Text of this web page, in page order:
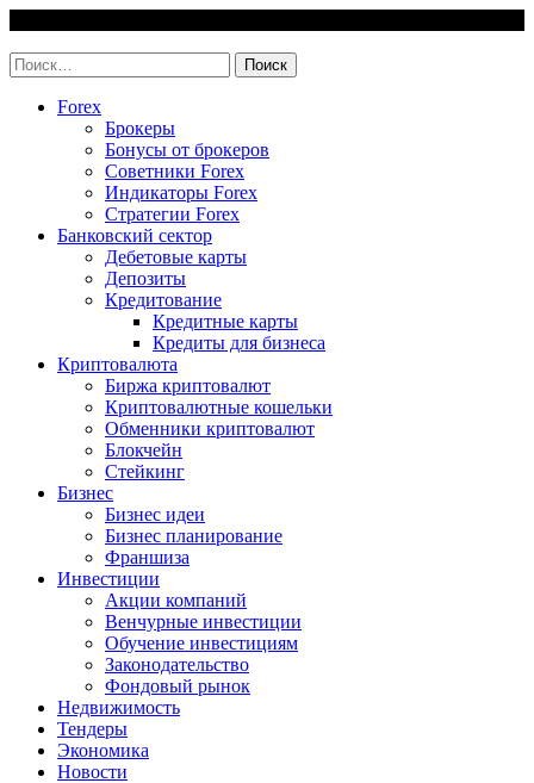
content
Найти:
Forex
Брокеры
Бонусы от брокеров
Советники Forex
Индикаторы Forex
Стратегии Forex
Банковский сектор
Дебетовые карты
Депозиты
Кредитование
Кредитные карты
Кредиты для бизнеса
Криптовалюта
Биржа криптовалют
Криптовалютные кошельки
Обменники криптовалют
Блокчейн
Стейкинг
Бизнес
Бизнес идеи
Бизнес планирование
Франшиза
Инвестиции
Акции компаний
Венчурные инвестиции
Обучение инвестициям
Законодательство
Фондовый рынок
Недвижимость
Тендеры
Экономика
Новости